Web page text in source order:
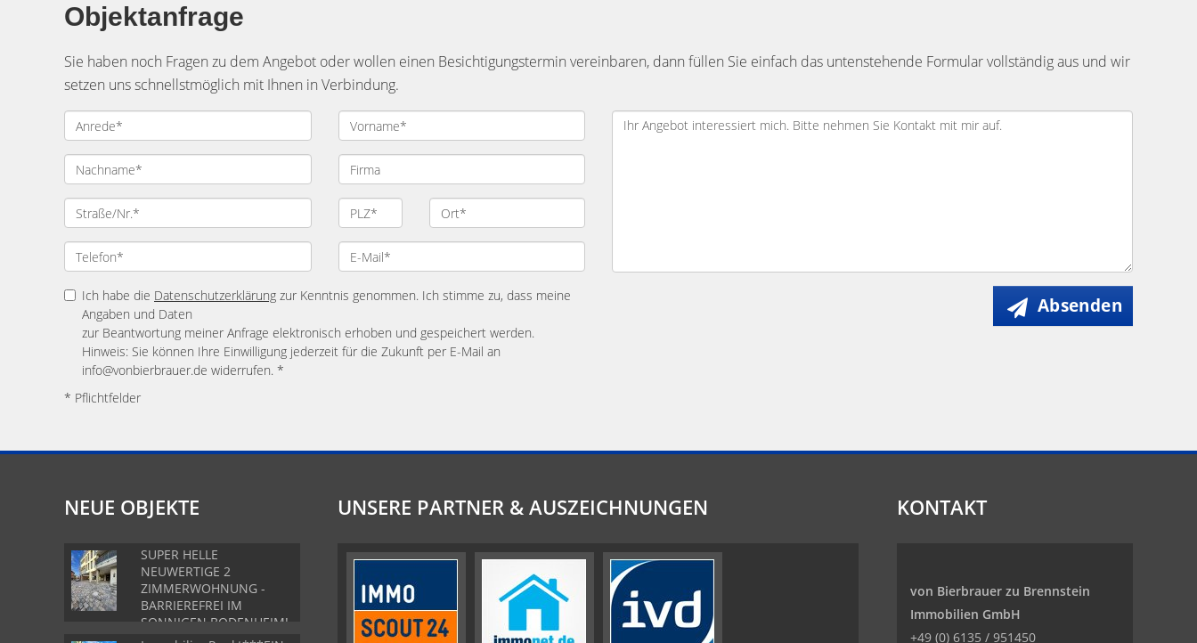
Objektanfrage
Sie haben noch Fragen zu dem Angebot oder wollen einen Besichtigungstermin vereinbaren, dann füllen Sie einfach das untenstehende Formular vollständig aus und wir
setzen uns schnellstmöglich mit Ihnen in Verbindung.
Ich habe die Datenschutzerklärung zur Kenntnis genommen. Ich stimme zu, dass meine
Angaben und Daten
zur Beantwortung meiner Anfrage elektronisch erhoben und gespeichert werden.
Hinweis: Sie können Ihre Einwilligung jederzeit für die Zukunft per E-Mail an
info@vonbierbrauer.de widerrufen. *
* Pflichtfelder
Absenden
NEUE OBJEKTE
SUPER HELLE
NEUWERTIGE 2
ZIMMERWOHNUNG -
BARRIEREFREI IM
SONNIGEN BODENHEIM!
UNSERE PARTNER & AUSZEICHNUNGEN KONTAKT
von Bierbrauer zu Brennstein
Immobilien GmbH
+49 (0) 6135 / 951450